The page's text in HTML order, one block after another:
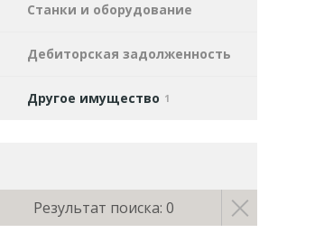
Станки и оборудование
Дебиторская задолженность
Другое имущество 1
Результат поиска: 0